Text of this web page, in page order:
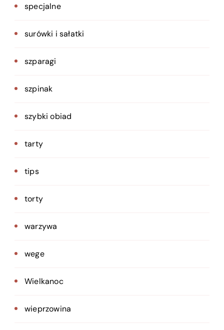
specjalne
surówki i sałatki
szparagi
szpinak
szybki obiad
tarty
tips
torty
warzywa
wege
Wielkanoc
wieprzowina